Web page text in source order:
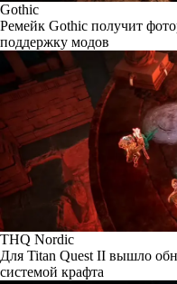
Gothic
Ремейк Gothic получит
поддержку модов
THQ Nordic
Для Titan Quest II вышло
системой крафта